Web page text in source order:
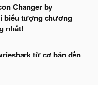
Changer by
biểu tượng chương
nhất!
từ cơ bản đến